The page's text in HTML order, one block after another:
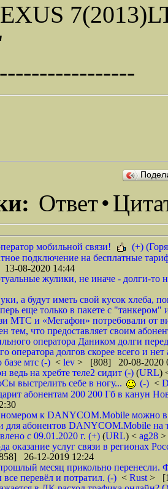
Ответ•
мобильной связи!
(+)
подключение на бесплатные
08-2020 14:44
жулики, не иначе - долги-то
а будут иметь свой кусок хлеба,
еще только в пакете с
МТС и «Мегафон» потребовали от
тем, что предоставляет своим
оператора Даником долги
оператора долгов скорее всего и
базе мтс (-) < lev > [808] 20-08-2020
ведь на хребте теле2 сидит (-) (URL)
выстрелить себе в ногу...
(-) <
абонентам 200 200 Гб в канун
к DANYCOM.Mobile можно в
для абонентов DANYCOM.Mobile
с 09.01.2020 г. (+) (URL) < ag28 >
оказание услуг связи в регионах
26-12-2019 12:24
месяц прикольно
перевёл и потратил. (-) < Rust >